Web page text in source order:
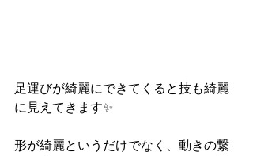
足運びが綺麗にできてくると技も綺麗
に見えてきます✨
形が綺麗というだけでなく、動きの繋